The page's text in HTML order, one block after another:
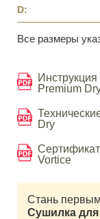
D:
Все размеры
Premium
Dry
Vortice
Стань
Сушилка для